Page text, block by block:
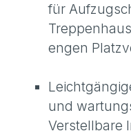
für
engen
und
Verstellbare